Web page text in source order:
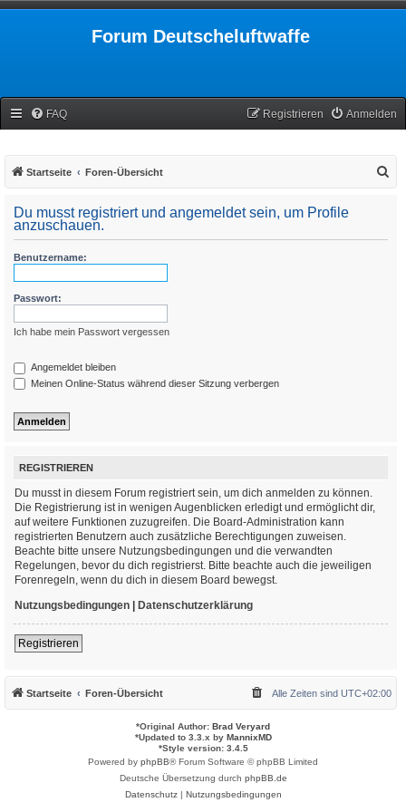
Forum Deutscheluftwaffe
FAQ Anmelden
Registrieren
Startseite Foren-Übersicht
Du musst registriert und angemeldet sein, um Profile
anzuschauen.
Benutzername:
Passwort:
Ich habe mein Passwort vergessen
Angemeldet bleiben
Meinen Online-Status während dieser Sitzung verbergen
REGISTRIEREN
Du musst in diesem Forum registriert sein, um dich anmelden zu können.
Die Registrierung ist in wenigen Augenblicken erledigt und ermöglicht dir,
auf weitere Funktionen zuzugreifen. Die Board-Administration kann
registrierten Benutzern auch zusätzliche Berechtigungen zuweisen.
Beachte bitte unsere Nutzungsbedingungen und die verwandten
Regelungen, bevor du dich registrierst. Bitte beachte auch die jeweiligen
Forenregeln, wenn du dich in diesem Board bewegst.
Nutzungsbedingungen | Datenschutzerklärung
Registrieren
Startseite Foren-Übersicht Alle Zeiten sind UTC+02:00
*Original Author: Brad Veryard
*Updated to 3.3.x by MannixMD
*Style version: 3.4.5
Powered by phpBB® Forum Software © phpBB Limited
Deutsche Übersetzung durch phpBB.de
Datenschutz| Nutzungsbedingungen